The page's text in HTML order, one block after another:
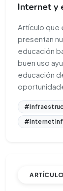
Internet y
Artículo que
presentan
educación
buen uso
educación
ARTÍCULO